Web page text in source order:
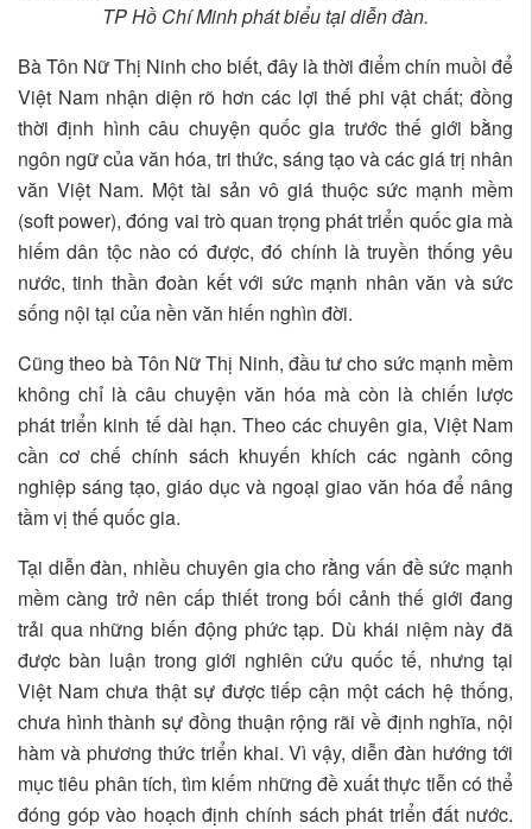
TP Hồ Chí Minh phát biểu tại diễn đàn.
Bà Tôn Nữ Thị Ninh cho biết, đây là thời điểm chín muồi để
Việt Nam nhận diện rõ hơn các lợi thế phi vật chất; đồng
thời định hình câu chuyện quốc gia trước thế giới bằng
ngôn ngữ của văn hóa, tri thức, sáng tạo và các giá trị nhân
văn Việt Nam. Một tài sản vô giá thuộc sức mạnh mềm
(soft power), đóng vai trò quan trọng phát triển quốc gia mà
hiếm dân tộc nào có được, đó chính là truyền thống yêu
nước, tinh thần đoàn kết với sức mạnh nhân văn và sức
sống nội tại của nền văn hiến nghìn đời.
Cũng theo bà Tôn Nữ Thị Ninh, đầu tư cho sức mạnh mềm
không chỉ là câu chuyện văn hóa mà còn là chiến lược
phát triển kinh tế dài hạn. Theo các chuyên gia, Việt Nam
cần cơ chế chính sách khuyến khích các ngành công
nghiệp sáng tạo, giáo dục và ngoại giao văn hóa để nâng
tầm vị thế quốc gia.
Tại diễn đàn, nhiều chuyên gia cho rằng vấn đề sức mạnh
mềm càng trở nên cấp thiết trong bối cảnh thế giới đang
trải qua những biến động phức tạp. Dù khái niệm này đã
được bàn luận trong giới nghiên cứu quốc tế, nhưng tại
Việt Nam chưa thật sự được tiếp cận một cách hệ thống,
chưa hình thành sự đồng thuận rộng rãi về định nghĩa, nội
hàm và phương thức triển khai. Vì vậy, diễn đàn hướng tới
mục tiêu phân tích, tìm kiếm những đề xuất thực tiễn có thể
đóng góp vào hoạch định chính sách phát triển đất nước.